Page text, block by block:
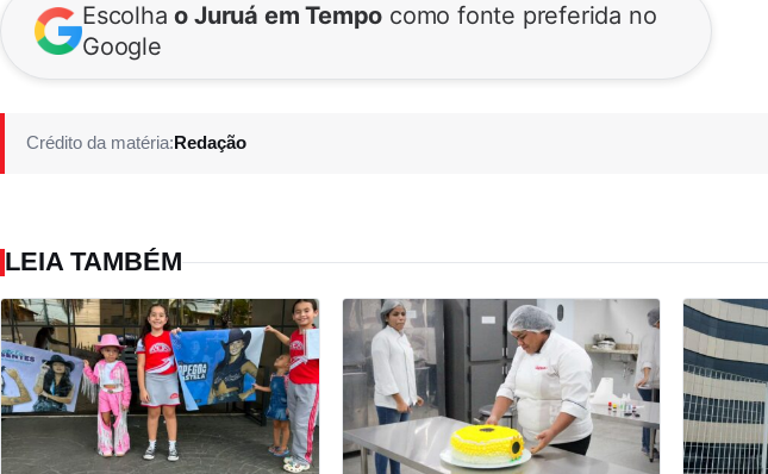
Escolhao Juruá em Tempo como fonte preferida no
Google
Crédito da matéria: Redação
LEIA TAMBÉM